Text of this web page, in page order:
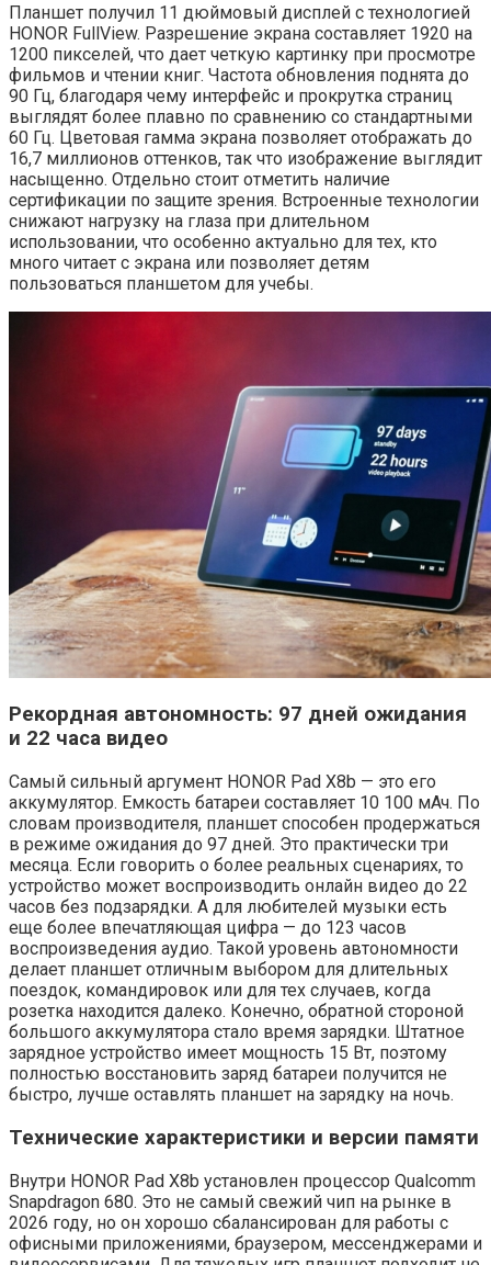
Планшет получил 11 дюймовый дисплей с технологией
HONOR FullView. Разрешение экрана составляет 1920 на
1200 пикселей, что дает четкую картинку при просмотре
фильмов и чтении книг. Частота обновления поднята до
90 Гц, благодаря чему интерфейс и прокрутка страниц
выглядят более плавно по сравнению со стандартными
60 Гц. Цветовая гамма экрана позволяет отображать до
16,7 миллионов оттенков, так что изображение выглядит
насыщенно. Отдельно стоит отметить наличие
сертификации по защите зрения. Встроенные технологии
снижают нагрузку на глаза при длительном
использовании, что особенно актуально для тех, кто
много читает с экрана или позволяет детям
пользоваться планшетом для учебы.
Рекордная автономность: 97 дней ожидания
и 22 часа видео
Самый сильный аргумент HONOR Pad X8b — это его
аккумулятор. Емкость батареи составляет 10 100 мАч. По
словам производителя, планшет способен продержаться
в режиме ожидания до 97 дней. Это практически три
месяца. Если говорить о более реальных сценариях, то
устройство может воспроизводить онлайн видео до 22
часов без подзарядки. А для любителей музыки есть
еще более впечатляющая цифра — до 123 часов
воспроизведения аудио. Такой уровень автономности
делает планшет отличным выбором для длительных
поездок, командировок или для тех случаев, когда
розетка находится далеко. Конечно, обратной стороной
большого аккумулятора стало время зарядки. Штатное
зарядное устройство имеет мощность 15 Вт, поэтому
полностью восстановить заряд батареи получится не
быстро, лучше оставлять планшет на зарядку на ночь.
Технические характеристики и версии памяти
Внутри HONOR Pad X8b установлен процессор Qualcomm
Snapdragon 680. Это не самый свежий чип на рынке в
2026 году, но он хорошо сбалансирован для работы с
офисными приложениями, браузером, мессенджерами и